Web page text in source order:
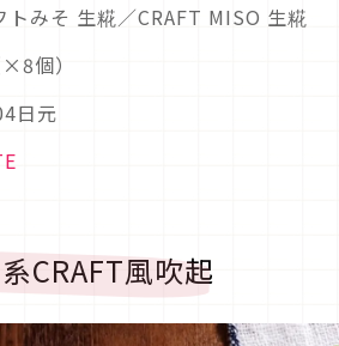
みそ 生糀／CRAFT MISO 生糀
個）
日元
CRAFT風吹起